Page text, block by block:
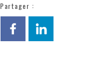
Partager :